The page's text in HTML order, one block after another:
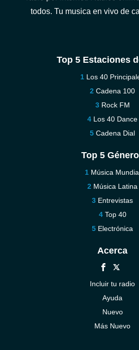
todos. Tu musica en vivo de
Top 5 Estaciones
Los 40
Cadena 100
Rock FM
Los 40 Dance
Cadena Dial
Top 5
Música
Música Latina
Entrevistas
Top 40
Electrónica
Acerca
Incluir tu radio
Ayuda
Nuevo
Más Nuevo